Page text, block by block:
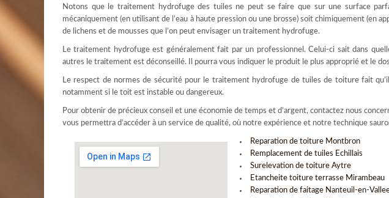
Notons que le traitement hydrofuge des tuiles ne peut se faire que sur une surface
mécaniquement (en utilisant de l’eau à haute pression ou une brosse) soit chimiquement (en
de lichens et de mousses que l’on peut envisager un traitement hydrofuge.
Le traitement hydrofuge est généralement fait par un professionnel. Celui-ci sait dans
autres le traitement est déconseillé. Il pourra vous indiquer le produit le plus approprié et le
Le respect de normes de sécurité pour le traitement hydrofuge de tuiles de toiture fait
notamment si le toit est instable ou dangereux.
Pour obtenir de précieux conseil et une économie de temps et d’argent, contactez nous
vous permettra d’accéder à un service de qualité, où notre expérience et notre technique
Reparation de toiture Montbron
Remplacement de tuiles Echillais
Surelevation de toiture Aytre
Etancheite toiture terrasse Mirambeau
Reparation de faitage Nanteuil-en-